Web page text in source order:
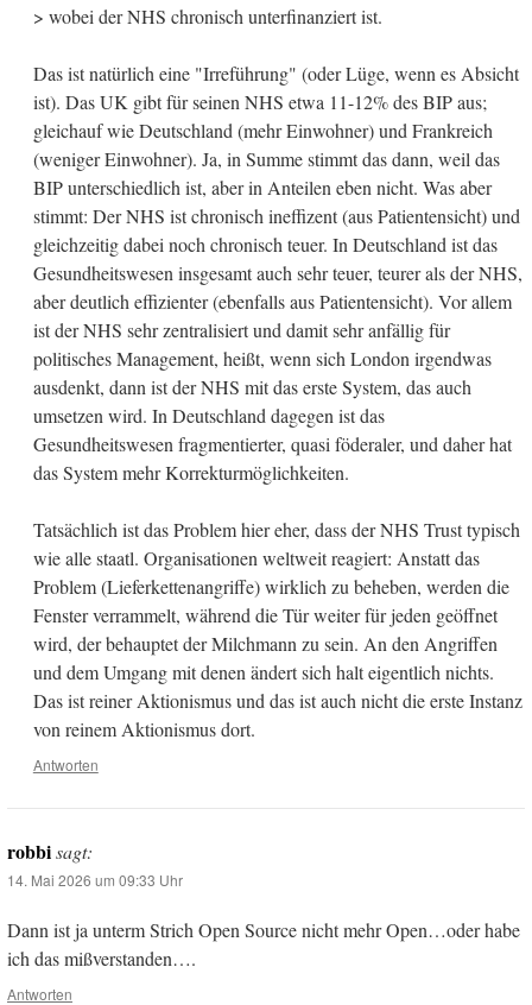
> wobei der NHS chronisch unterfinanziert ist.
Das ist natürlich eine "Irreführung" (oder Lüge, wenn es Absicht
ist). Das UK gibt für seinen NHS etwa 11-12% des BIP aus;
gleichauf wie Deutschland (mehr Einwohner) und Frankreich
(weniger Einwohner). Ja, in Summe stimmt das dann, weil das
BIP unterschiedlich ist, aber in Anteilen eben nicht. Was aber
stimmt: Der NHS ist chronisch ineffizent (aus Patientensicht) und
gleichzeitig dabei noch chronisch teuer. In Deutschland ist das
Gesundheitswesen insgesamt auch sehr teuer, teurer als der NHS,
aber deutlich effizienter (ebenfalls aus Patientensicht). Vor allem
ist der NHS sehr zentralisiert und damit sehr anfällig für
politisches Management, heißt, wenn sich London irgendwas
ausdenkt, dann ist der NHS mit das erste System, das auch
umsetzen wird. In Deutschland dagegen ist das
Gesundheitswesen fragmentierter, quasi föderaler, und daher hat
das System mehr Korrekturmöglichkeiten.
Tatsächlich ist das Problem hier eher, dass der NHS Trust typisch
wie alle staatl. Organisationen weltweit reagiert: Anstatt das
Problem (Lieferkettenangriffe) wirklich zu beheben, werden die
Fenster verrammelt, während die Tür weiter für jeden geöffnet
wird, der behauptet der Milchmann zu sein. An den Angriffen
und dem Umgang mit denen ändert sich halt eigentlich nichts.
Das ist reiner Aktionismus und das ist auch nicht die erste Instanz
von reinem Aktionismus dort.
Antworten
robbisagt:
14. Mai 2026 um 09:33 Uhr
Dann ist ja unterm Strich Open Source nicht mehr Open…oder habe
ich das mißverstanden….
Antworten